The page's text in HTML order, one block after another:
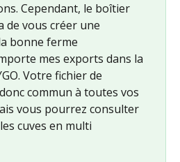
Cependant, le boîtier
de vous créer une
bonne ferme
mes exports dans la
Votre fichier de
commun à toutes vos
vous pourrez consulter
cuves en multi